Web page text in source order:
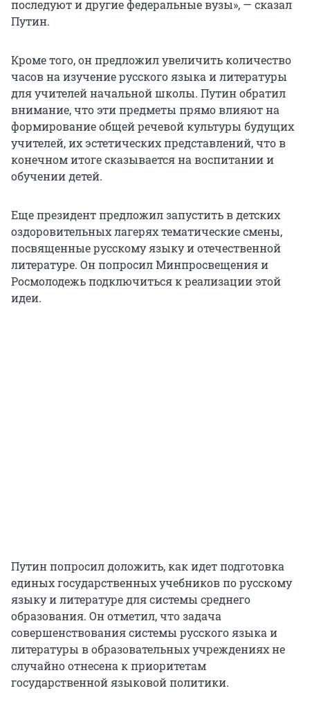
последуют и другие федеральные вузы», — сказал
Путин.
Кроме того, он предложил увеличить количество
часов на изучение русского языка и литературы
для учителей начальной школы. Путин обратил
внимание, что эти предметы прямо влияют на
формирование общей речевой культуры будущих
учителей, их эстетических представлений, что в
конечном итоге сказывается на воспитании и
обучении детей.
Еще президент предложил запустить в детских
оздоровительных лагерях тематические смены,
посвященные русскому языку и отечественной
литературе. Он попросил Минпросвещения и
Росмолодежь подключиться к реализации этой
идеи.
Путин попросил доложить, как идет подготовка
единых государственных учебников по русскому
языку и литературе для системы среднего
образования. Он отметил, что задача
совершенствования системы русского языка и
литературы в образовательных учреждениях не
случайно отнесена к приоритетам
государственной языковой политики.